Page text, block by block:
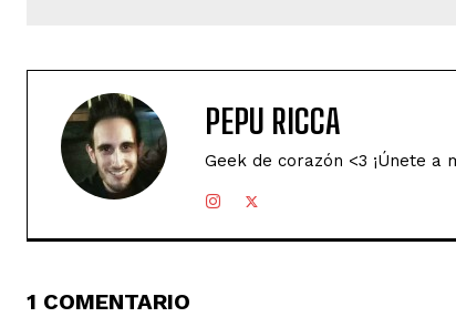
PEPU RICCA
Geek de corazón <3 ¡Únete a
1 COMENTARIO